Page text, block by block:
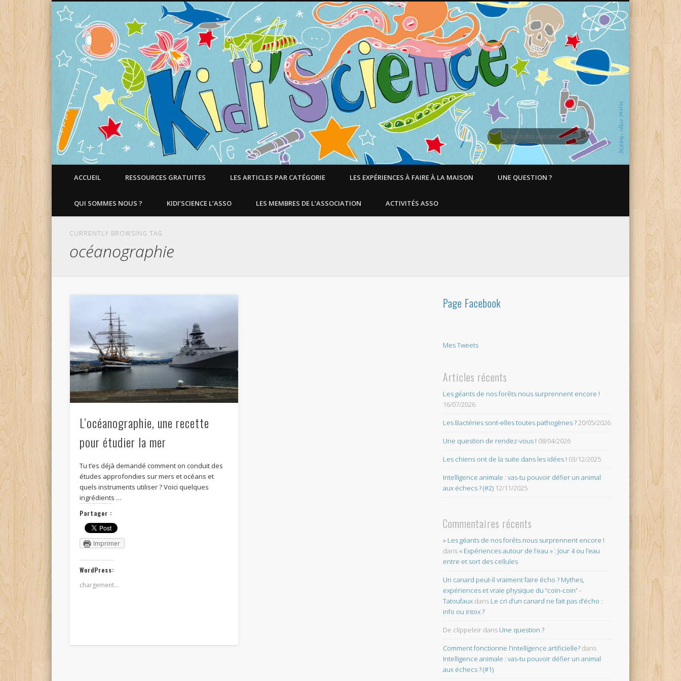
Faire aimer les Sciences aux Enfants !
ACCUEIL RESSOURCES GRATUITES LES ARTICLES PAR CATÉGORIE LES EXPÉRIENCES À FAIRE À LA MAISON UNE QUESTION ?
QUI SOMMES NOUS ? KIDI’SCIENCE L’ASSO LES MEMBRES DE L’ASSOCIATION ACTIVITÉS ASSO
CURRENTLY BROWSING TAG
océanographie
L’océanographie, une recette
pour étudier la mer
Tu t’es déjà demandé comment on conduit des
études approfondies sur mers et océans et
quels instruments utiliser ? Voici quelques
ingrédients …
Partager :
Imprimer
WordPress:
chargement…
Page Facebook
Mes Tweets
Articles récents
Les géants de nos forêts nous surprennent encore !
16/07/2026
Les Bactéries sont-elles toutes pathogènes ?20/05/2026
Une question de rendez-vous ! 08/04/2026
Les chiens ont de la suite dans les idées ! 03/12/2025
Intelligence animale : vas-tu pouvoir défier un animal
aux échecs ? (#2) 12/11/2025
Commentaires récents
» Les géants de nos forêts nous surprennent encore !
dans « Expériences autour de l’eau » : Jour 4 ou l’eau
entre et sort des cellules
Un canard peut-il vraiment faire écho ? Mythes,
expériences et vraie physique du “coin-coin” -
Tatoufaux dans Le cri d’un canard ne fait pas d’écho :
info ou intox ?
De clippeleir dans Une question ?
Comment fonctionne l'intelligence artificielle? dans
Intelligence animale : vas-tu pouvoir défier un animal
aux échecs ? (#1)